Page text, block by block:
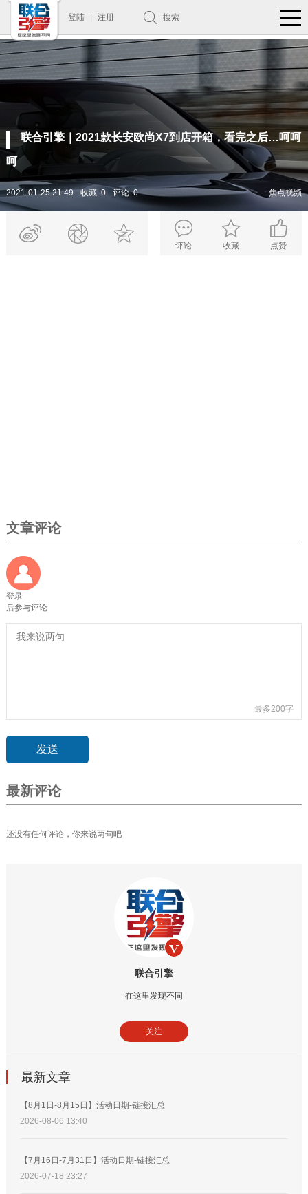
登陆 注册 搜索
联合引擎｜2021款长安欧尚X7到店开箱，看完之后…呵呵
呵
2021-01-25 21:49 收藏 0 评论 0 焦点视频
评论 收藏 点赞
文章评论
登录
后参与评论.
最多200字
最新评论
还没有任何评论，你来说两句吧
联合引擎
在这里发现不同
关注
最新文章
【8月1日-8月15日】活动日期-链接汇总
2026-08-06 13:40
【7月16日-7月31日】活动日期-链接汇总
2026-07-18 23:27